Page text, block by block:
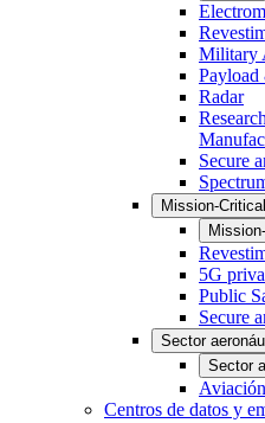
Military
Radar
Secure
Mission-Critical
5G
Public
Secure
Sector
Sector
Centros de datos y